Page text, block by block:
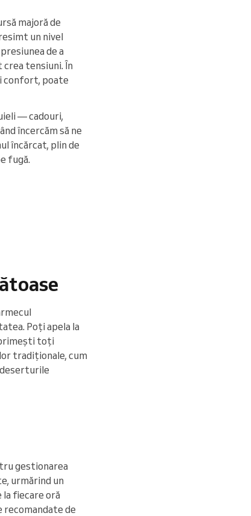
majoră de
un nivel
de a
tensiuni. În
confort, poate
— cadouri,
încercăm să ne
încărcat, plin de
fugă.
Poți apela la
toți
tradiționale, cum
gestionarea
urmărind un
fiecare oră
de